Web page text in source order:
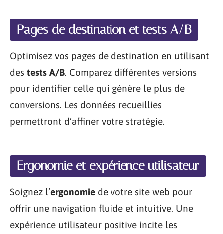
Pages de destination et tests A/B
Optimisez vos pages de destination en utilisant
des tests A/B. Comparez différentes versions
pour identifier celle qui génère le plus de
conversions. Les données recueillies
permettront d’affiner votre stratégie.
Ergonomie et expérience utilisateur
Soignez l’ergonomie de votre site web pour
offrir une navigation fluide et intuitive. Une
expérience utilisateur positive incite les